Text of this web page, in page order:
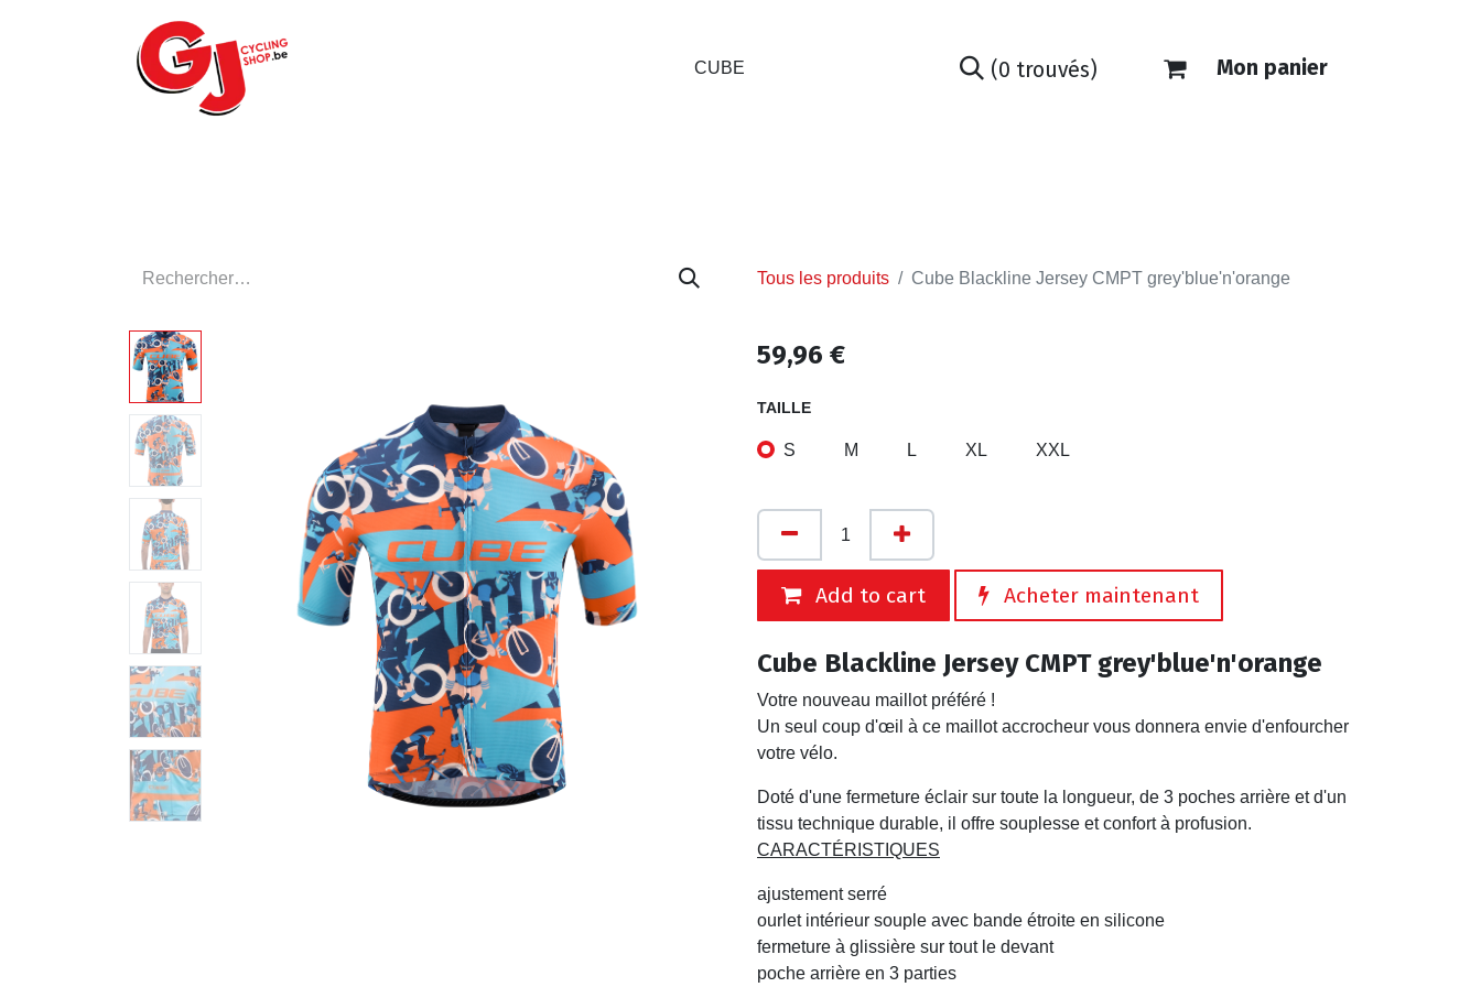
(0 trouvés) Mon panier
Tous les produits Cube Blackline Jersey CMPT grey'blue'n'orange
59,96 €
TAILLE
S M L XL XXL
Add to cart Acheter maintenant
Cube Blackline Jersey CMPT grey'blue'n'orange
Votre nouveau maillot préféré !
Un seul coup d'œil à ce maillot accrocheur vous donnera envie d'enfourcher
votre vélo.
Doté d'une fermeture éclair sur toute la longueur, de 3 poches arrière et d'un
tissu technique durable, il offre souplesse et confort à profusion.
CARACTÉRISTIQUES
ajustement serré
ourlet intérieur souple avec bande étroite en silicone
fermeture à glissière sur tout le devant
poche arrière en 3 parties